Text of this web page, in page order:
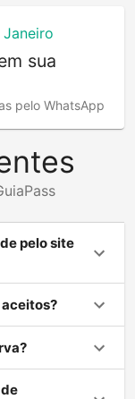
Janeiro
sua
pelo WhatsApp
pelo site